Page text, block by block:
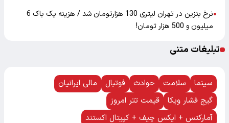
●
نرخ بنزین در تهران لیتری 130 هزارتومان شد / هزینه یک باک 6
میلیون و 500 هزار تومان!
تبلیغات متنی
سینما سلامت حوادث فوتبال
مالی ایرانیان
گیج فشار ویکا
قیمت تتر امروز
آمارکتس + ایکس چیف + کپیتال اکستند